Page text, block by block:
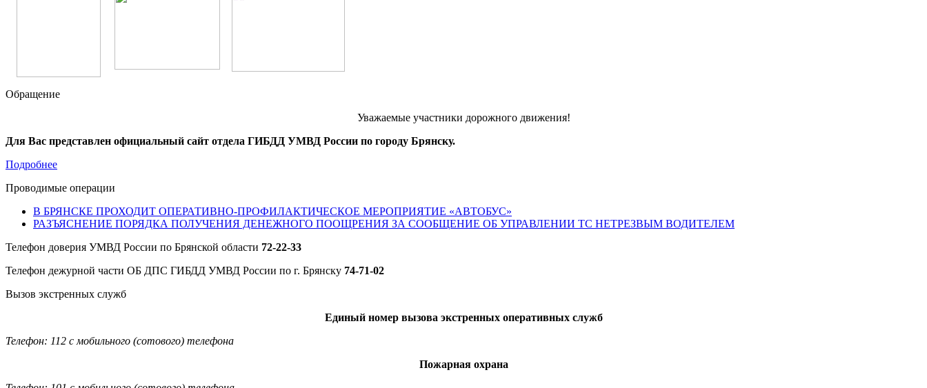
Обращение
Уважаемые участники дорожного движения!
Для Вас представлен официальный сайт отдела ГИБДД УМВД России по городу Брянску.
Подробнее
Проводимые операции
В БРЯНСКЕ ПРОХОДИТ ОПЕРАТИВНО-ПРОФИЛАКТИЧЕСКОЕ МЕРОПРИЯТИЕ «АВТОБУС»
РАЗЪЯСНЕНИЕ ПОРЯДКА ПОЛУЧЕНИЯ ДЕНЕЖНОГО ПООЩРЕНИЯ ЗА СООБЩЕНИЕ ОБ УПРАВЛЕНИИ ТС НЕТРЕЗВЫМ ВОДИТЕЛЕМ
Телефон доверия УМВД России по Брянской области 72-22-33
Телефон дежурной части ОБ ДПС ГИБДД УМВД России по г. Брянску 74-71-02
Вызов экстренных служб
Единый номер вызова экстренных оперативных служб
Телефон: 112 с мобильного (сотового) телефона
Пожарная охрана